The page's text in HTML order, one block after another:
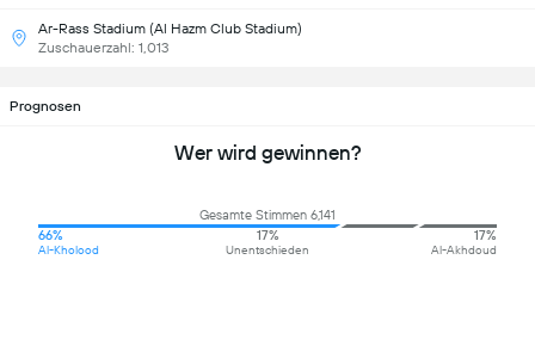
Ar-Rass Stadium (Al Hazm Club Stadium)
Zuschauerzahl: 1,013
Prognosen
Wer wird gewinnen?
Gesamte Stimmen 6,141
66%
Al-Kholood
17%
Unentschieden
17%
Al-Akhdoud